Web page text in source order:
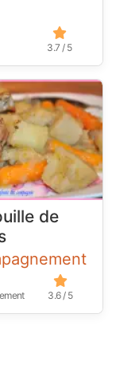
3.7 / 5
de
3.6 / 5